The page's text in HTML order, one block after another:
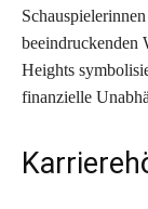
beeindruckenden
Heights
finanzielle